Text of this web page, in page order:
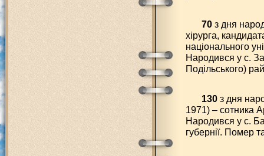
70з дня
хірурга,
національного
Народився у с.
Подільського)
130з дня
1971) – сотника
Народився у с.
губернії. Помер